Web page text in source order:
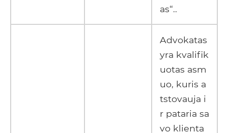
as“..
Advokatas
yra kvalifik
uotas asm
uo, kuris a
tstovauja i
r pataria sa
vo klienta